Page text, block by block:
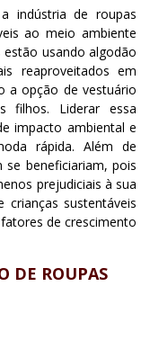
indústria de roupas
ao meio ambiente
usando algodão
reaproveitados em
a opção de vestuário
filhos. Liderar essa
impacto ambiental e
rápida. Além de
se beneficiariam, pois
prejudiciais à sua
crianças sustentáveis
de crescimento
DE ROUPAS